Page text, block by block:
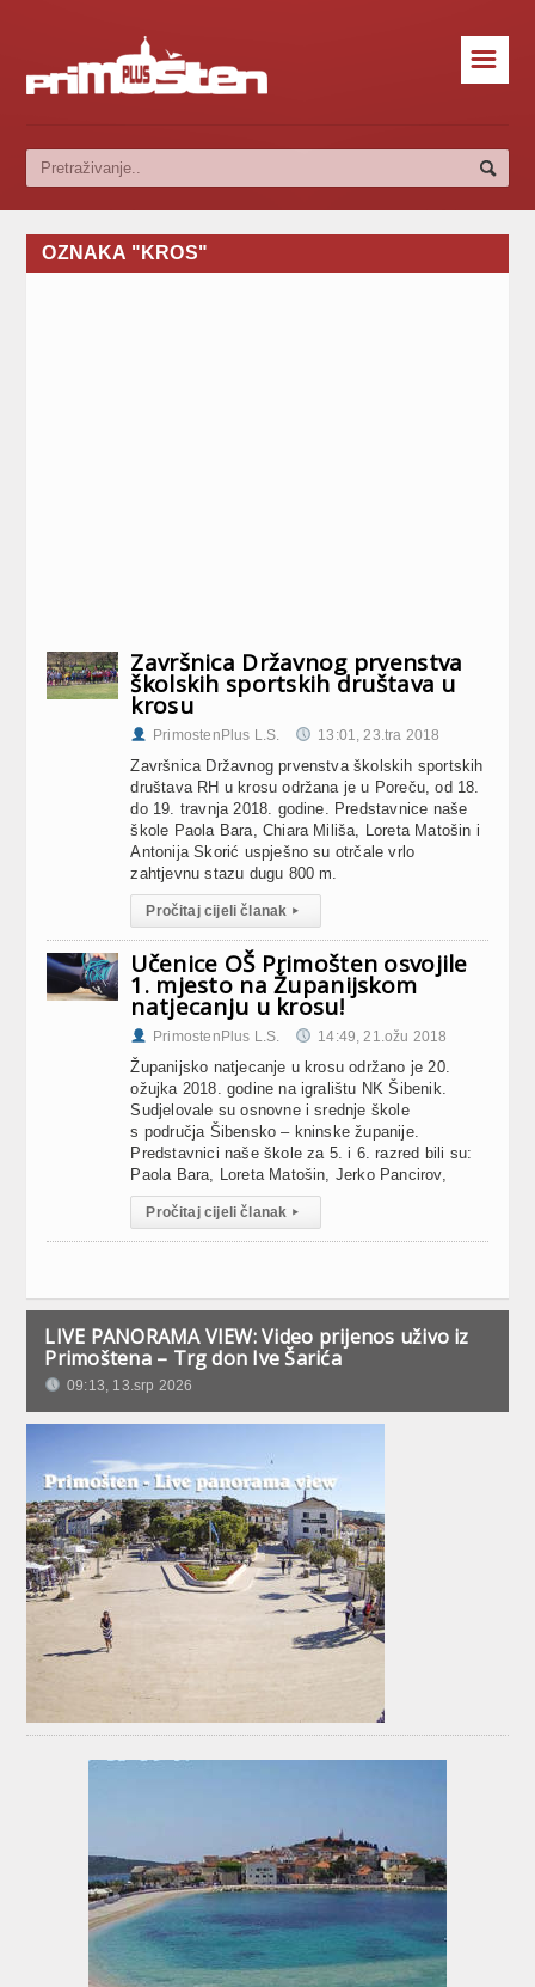
☰
OZNAKA "KROS"
Završnica Državnog prvenstva
školskih sportskih društava u
krosu
PrimostenPlus L.S. 13:01, 23.tra 2018
Završnica Državnog prvenstva školskih sportskih
društava RH u krosu održana je u Poreču, od 18.
do 19. travnja 2018. godine. Predstavnice naše
škole Paola Bara, Chiara Miliša, Loreta Matošin i
Antonija Skorić uspješno su otrčale vrlo
zahtjevnu stazu dugu 800 m.
Pročitaj cijeli članak ▸
Učenice OŠ Primošten osvojile
1. mjesto na Županijskom
natjecanju u krosu!
PrimostenPlus L.S. 14:49, 21.ožu 2018
Županijsko natjecanje u krosu održano je 20.
ožujka 2018. godine na igralištu NK Šibenik.
Sudjelovale su osnovne i srednje škole
s područja Šibensko – kninske županije.
Predstavnici naše škole za 5. i 6. razred bili su:
Paola Bara, Loreta Matošin, Jerko Pancirov,
Pročitaj cijeli članak ▸
LIVE PANORAMA VIEW: Video prijenos uživo iz
Primoštena – Trg don Ive Šarića
09:13, 13.srp 2026